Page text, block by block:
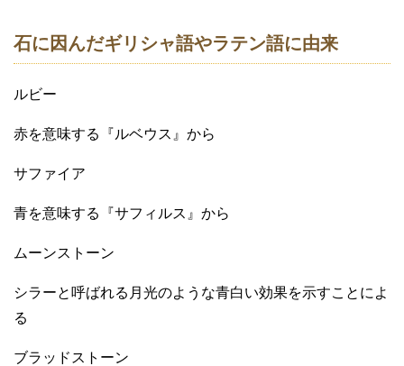
石に因んだギリシャ語やラテン語に由来
ルビー
赤を意味する『ルベウス』から
サファイア
青を意味する『サフィルス』から
ムーンストーン
シラーと呼ばれる月光のような青白い効果を示すことによ
る
ブラッドストーン